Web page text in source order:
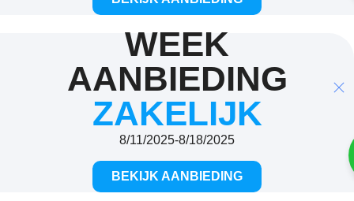
WEEK
AANBIEDING
ZAKELIJK
8/11/2025-8/18/2025
BEKIJK AANBIEDING